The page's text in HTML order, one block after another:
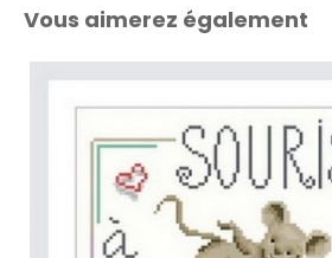
Vous aimerez également